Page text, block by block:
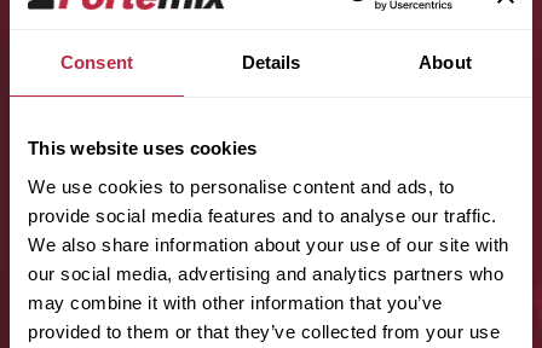
Consent Details About
This website uses cookies
We use cookies to personalise content and ads, to
provide social media features and to analyse our traffic.
We also share information about your use of our site with
our social media, advertising and analytics partners who
may combine it with other information that you’ve
provided to them or that they’ve collected from your use
Příjmení (povinné):
E-mail (povinné):